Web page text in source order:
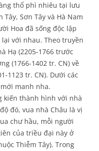
thổ phì nhiêu tại lưu
Sơn Tây và Hà Nam
Hoa đã sống độc lập
với nhau. Theo truyền
Hạ (2205-1766 trước
(1766-1402 tr. CN) về
1123 tr. CN). Dưới các
manh nha.
kiến thành hình với nhà
đó, vua nhà Châu là vị
chư hầu, mỗi người
của triều đại này ở
Thiễm Tây). Trong